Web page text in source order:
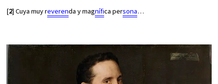
[2] Cuya muy reverenda y magnífica persona…